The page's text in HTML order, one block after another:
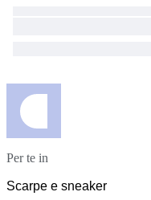
Per te in
Scarpe e sneaker